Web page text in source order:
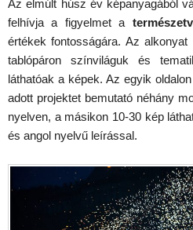
Az elmúlt húsz év képanyagából
felhívja a figyelmet a
értékek fontosságára. Az
tablópáron színviláguk és
láthatóak a képek. Az egyik
adott projektet bemutató néhány
nyelven, a másikon 10-30 kép
és angol nyelvű leírással.